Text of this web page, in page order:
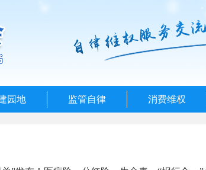
园地 监管自律 消费维权